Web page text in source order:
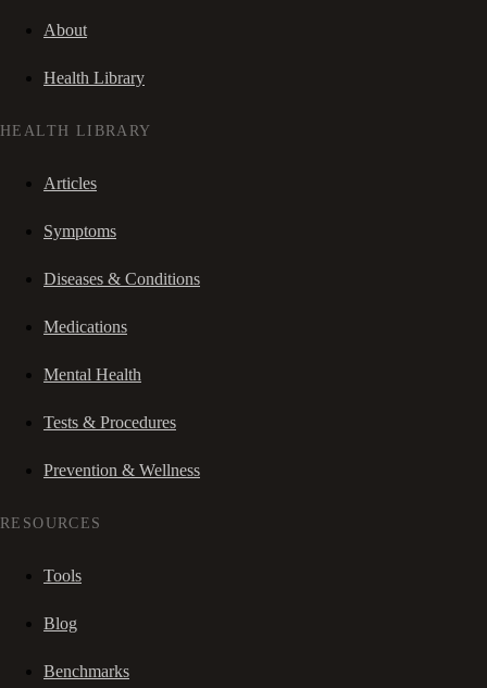
About
Health Library
HEALTH LIBRARY
Articles
Symptoms
Diseases & Conditions
Medications
Mental Health
Tests & Procedures
Prevention & Wellness
RESOURCES
Tools
Blog
Benchmarks